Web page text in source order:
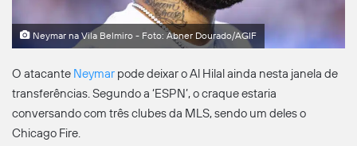
Neymar na Vila Belmiro - Foto: Abner Dourado/AGIF
O atacante Neymar pode deixar o Al Hilal ainda nesta janela de
transferências. Segundo a ‘ESPN’, o craque estaria
conversando com três clubes da MLS, sendo um deles o
Chicago Fire.